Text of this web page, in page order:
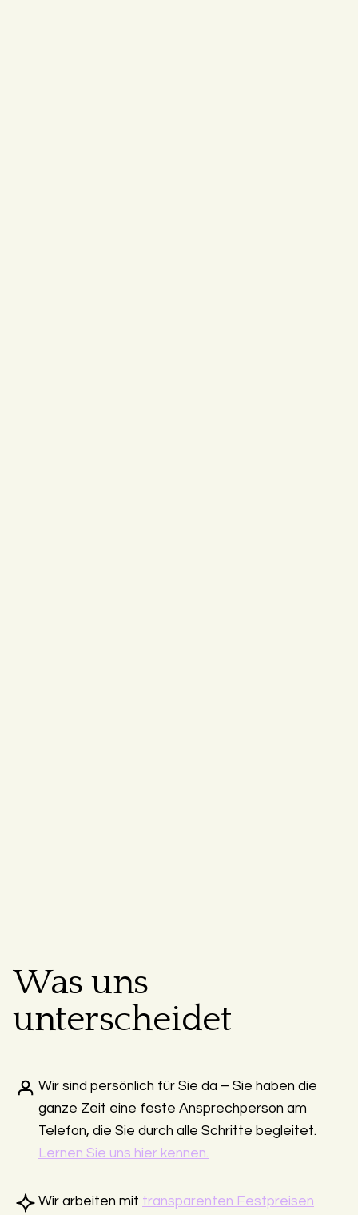
Was uns
unterscheidet
Wir sind persönlich für Sie da – Sie haben die
ganze Zeit eine feste Ansprechperson am
Telefon, die Sie durch alle Schritte begleitet.
Lernen Sie uns hier kennen.
Wir arbeiten mit transparenten Festpreisen